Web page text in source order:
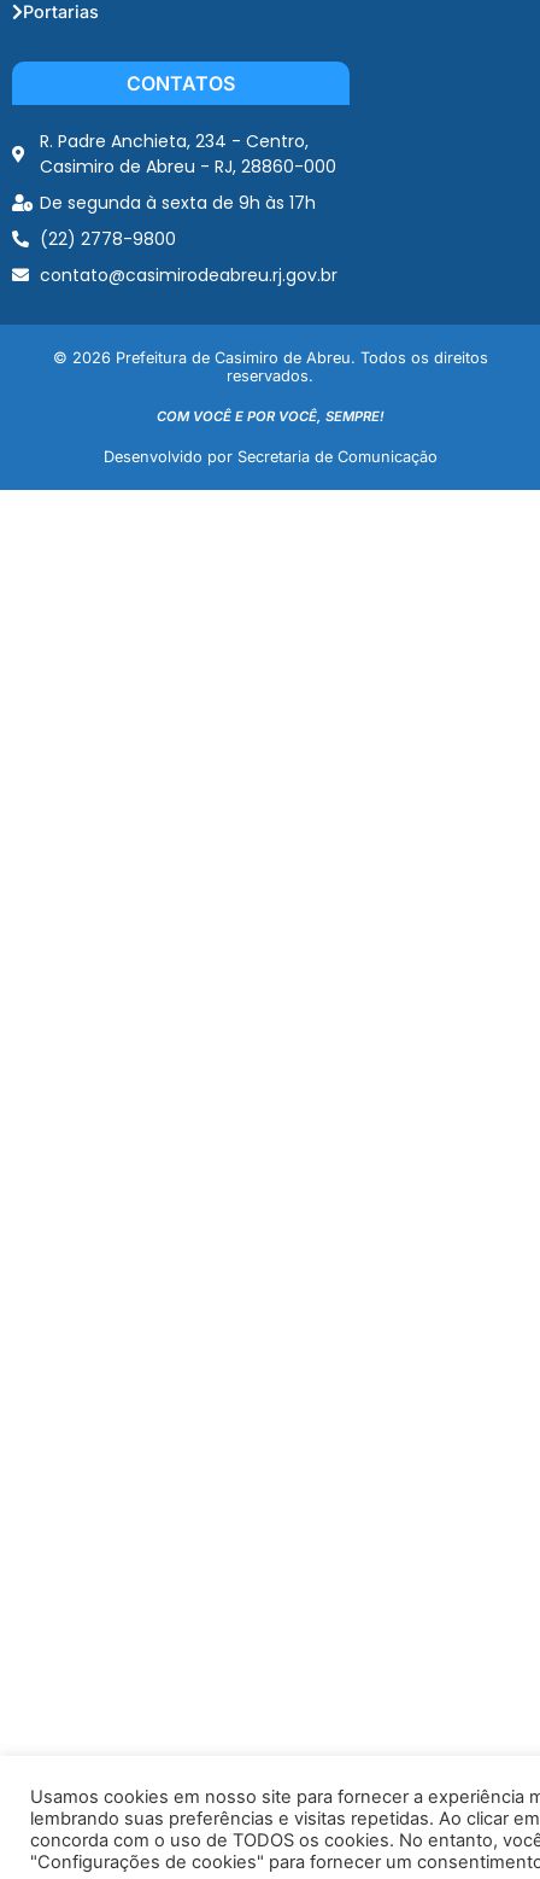
Portarias
CONTATOS
R. Padre Anchieta, 234 - Centro,
Casimiro de Abreu - RJ, 28860-000
De segunda à sexta de 9h às 17h
(22) 2778-9800
contato@casimirodeabreu.rj.gov.br
© 2026 Prefeitura de Casimiro de Abreu. Todos os direitos
reservados.
COM VOCÊ E POR VOCÊ, SEMPRE!
Desenvolvido por Secretaria de Comunicação
Usamos cookies em nosso site para fornecer a experiência
lembrando suas preferências e visitas repetidas. Ao clicar
concorda com o uso de TODOS os cookies. No entanto,
"Configurações de cookies" para fornecer um